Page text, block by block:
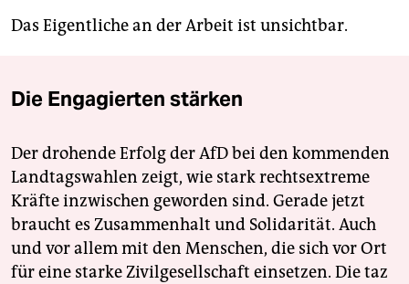
Das Eigentliche an der Arbeit ist ­unsichtbar.
Die Engagierten stärken
Der drohende Erfolg der AfD bei den kommenden
Landtagswahlen zeigt, wie stark rechtsextreme
Kräfte inzwischen geworden sind. Gerade jetzt
braucht es Zusammenhalt und Solidarität. Auch
und vor allem mit den Menschen, die sich vor Ort
für eine starke Zivilgesellschaft einsetzen. Die taz